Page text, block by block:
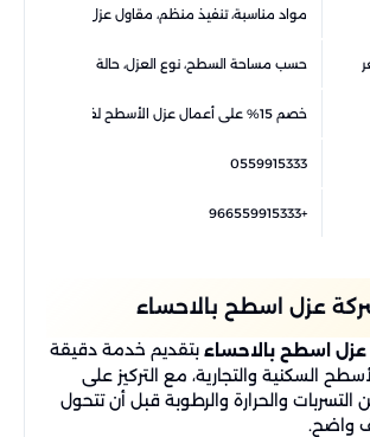
مواد مناسبة، تنفيذ منظم، مقاول عزل متخصص،
حسب مساحة السطح، نوع العزل، حالة السطح، وجود
خصم 15% على أعمال عزل الأسطح لفترة محدودة
0559915333
+966559915333
عزل اسطح بالاحساء
اسطح بالاحساء بتقديم خدمة دقيقة
السكنية والتجارية، مع التركيز على
والحرارة والرطوبة قبل أن تتحول
واضح.